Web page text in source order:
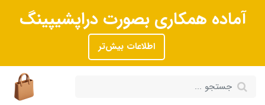
آماده همکاری بصورت دراپشیپینگ
اطلاعات بیش‌تر